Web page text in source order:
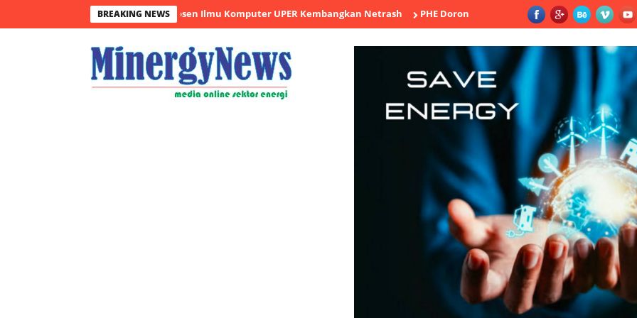
BREAKING NEWS
Sampah Makin Efisien, Dosen Ilmu Komputer UPER Kembangkan Netrash PHE Dorong Inovasi Pengeboran di Wilayah New